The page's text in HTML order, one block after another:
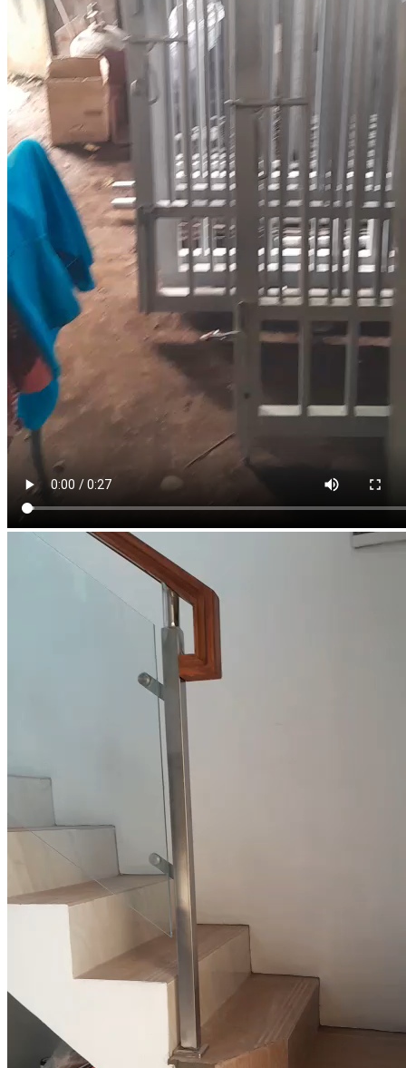
Kanopi Solarflat
Kanopi Rooftop
Kanopi PVC
Kanopi Lipat
Kanopi Lengkung
Kanopi Rooftop Untuk Semua Properti
Rumah